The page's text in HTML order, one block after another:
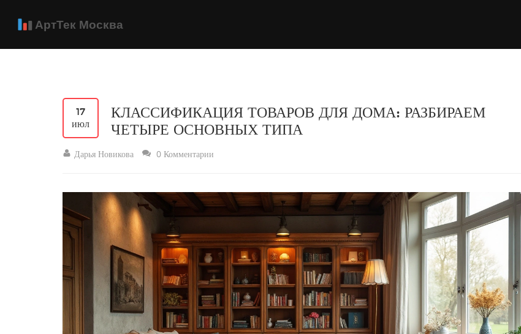
17
июл
КЛАССИФИКАЦИЯ ТОВАРОВ ДЛЯ ДОМА: РАЗБИРАЕМ
ЧЕТЫРЕ ОСНОВНЫХ ТИПА
Дарья Новикова 0 Комментарии